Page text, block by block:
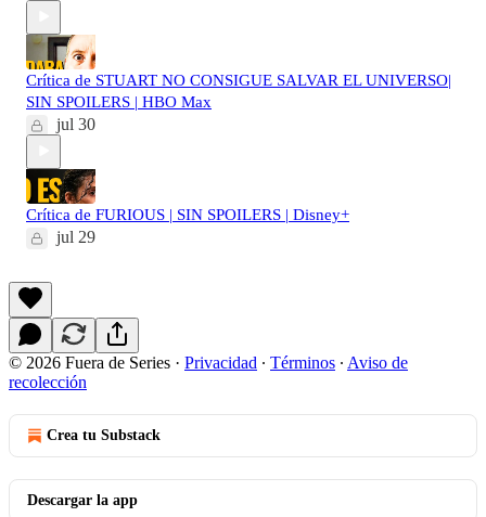
Crítica de STUART NO CONSIGUE SALVAR EL UNIVERSO|
SIN SPOILERS | HBO Max
jul 30
Crítica de FURIOUS | SIN SPOILERS | Disney+
jul 29
© 2026 Fuera de Series · Privacidad ∙ Términos ∙ Aviso de
recolección
Crea tu Substack
Descargar la app